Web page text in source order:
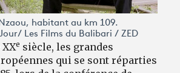
habitant au km 109.
Les Films du Balibari / ZED
XXe siècle, les grandes
qui se sont réparties